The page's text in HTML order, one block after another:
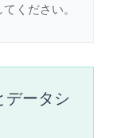
ください。
データシ